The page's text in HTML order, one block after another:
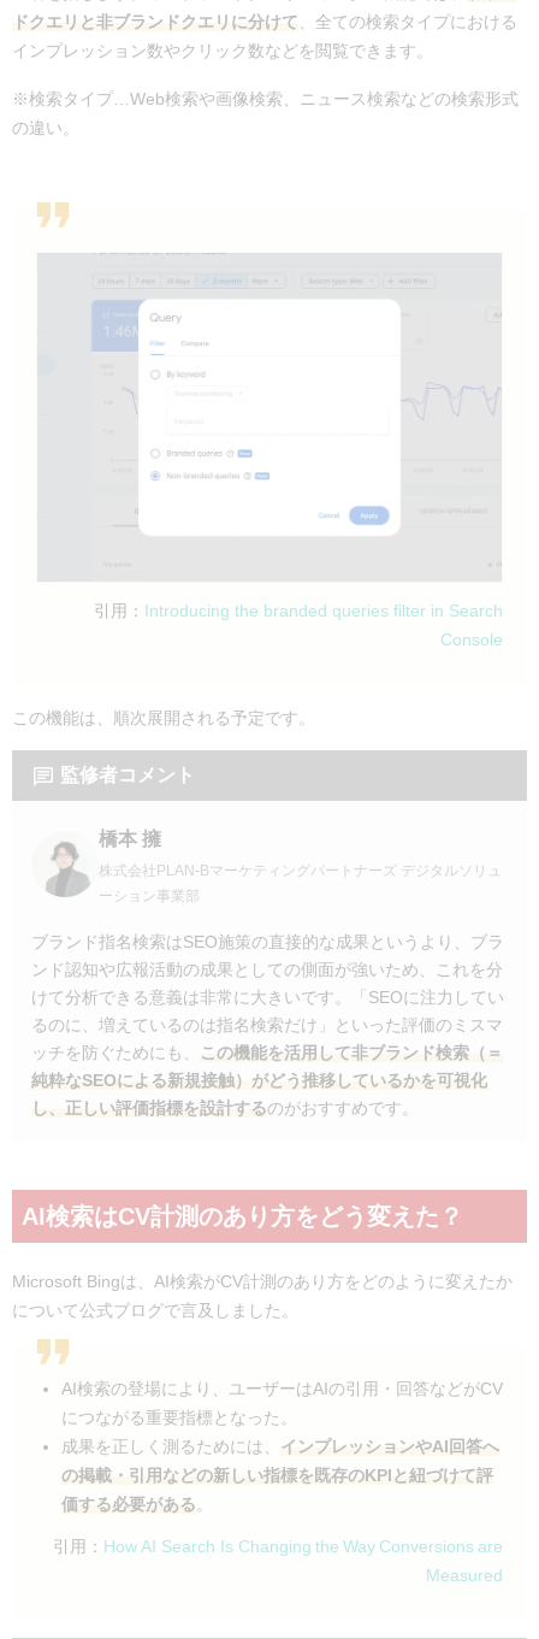
ドクエリと非ブランドクエリに分けて、全ての検索タイプにおける
インプレッション数やクリック数などを閲覧できます。
※検索タイプ…Web検索や画像検索、ニュース検索などの検索形式
の違い。
引用： Introducing the branded queries filter in Search
Console
この機能は、順次展開される予定です。
監修者コメント
橋本 擁
株式会社PLAN-Bマーケティングパートナーズ デジタルソリュ
ーション事業部
ブランド指名検索はSEO施策の直接的な成果というより、ブラ
ンド認知や広報活動の成果としての側面が強いため、これを分
けて分析できる意義は非常に大きいです。「SEOに注力してい
るのに、増えているのは指名検索だけ」といった評価のミスマ
ッチを防ぐためにも、 この機能を活用して非ブランド検索（＝
純粋なSEOによる新規接触）がどう推移しているかを可視化
し、正しい評価指標を設計するのがおすすめです。
AI検索はCV計測のあり方をどう変えた？
Microsoft Bingは、AI検索がCV計測のあり方をどのように変えたか
について公式ブログで言及しました。
AI検索の登場により、ユーザーはAIの引用・回答などがCV
につながる重要指標となった。
成果を正しく測るためには、 インプレッションやAI回答へ
の掲載・引用などの新しい指標を既存のKPIと紐づけて評
価する必要がある。
引用： How AI Search Is Changing the Way Conversions are
Measured